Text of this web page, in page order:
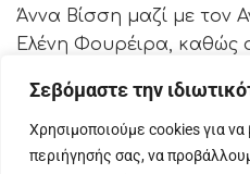
Σεβόμαστε την
Χρησιμοποιούμε cookies για
περιήγησής σας, να
Άννα Βίσση μαζί με τον
Ελένη Φουρέιρα, καθώς
δεύτερου P&Ι Open Air
που ήταν
Αυγούστου.